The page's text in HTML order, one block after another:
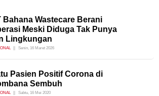
Bahana Wastecare Berani
Meski Diduga Tak Punya
Lingkungan
Senin, 16 Maret 2026
Pasien Positif Corona di
Sembuh
Sabtu, 16 Mei 2020